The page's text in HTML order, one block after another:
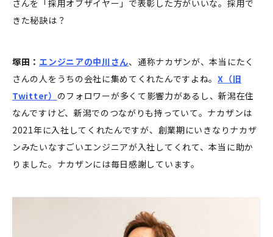
さんを「採用オブザイヤー」で表彰した方がいいな。採用で
きた秘訣は？
塚田： エンジニアの中川さん、通称ナカザンが、本当にたく
さんの人をうちの会社に集めてくれたんですよね。X（旧
Twitter） のフォロワーが多くて影響力があるし、新潟在住
なんですけど、新潟でのつながりも持っていて。ナカザンは
2021年に入社してくれたんですが、創業期にいきなりナカザ
ンみたいなすごいエンジニアが入社してくれて、本当に助か
りました。ナカザンには毎日感謝しています。